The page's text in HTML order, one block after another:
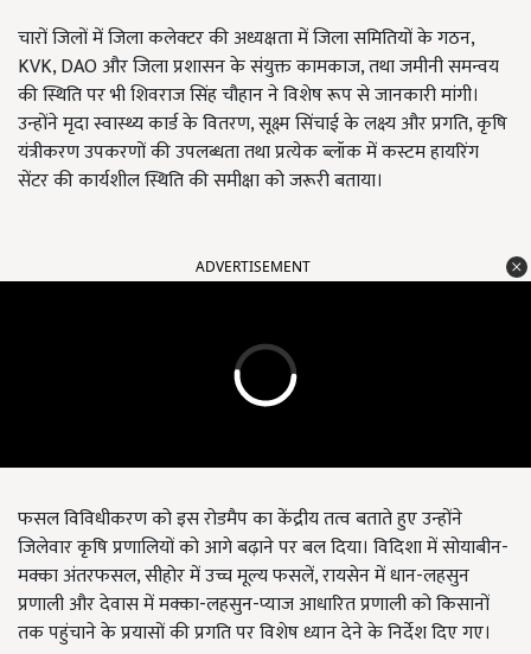
चारों जिलों में जिला कलेक्टर की अध्यक्षता में जिला समितियों के गठन,
KVK, DAO और जिला प्रशासन के संयुक्त कामकाज, तथा जमीनी समन्वय
की स्थिति पर भी शिवराज सिंह चौहान ने विशेष रूप से जानकारी मांगी।
उन्होंने मृदा स्वास्थ्य कार्ड के वितरण, सूक्ष्म सिंचाई के लक्ष्य और प्रगति, कृषि
यंत्रीकरण उपकरणों की उपलब्धता तथा प्रत्येक ब्लॉक में कस्टम हायरिंग
सेंटर की कार्यशील स्थिति की समीक्षा को जरूरी बताया।
ADVERTISEMENT
फसल विविधीकरण को इस रोडमैप का केंद्रीय तत्व बताते हुए उन्होंने
जिलेवार कृषि प्रणालियों को आगे बढ़ाने पर बल दिया। विदिशा में सोयाबीन-
मक्का अंतरफसल, सीहोर में उच्च मूल्य फसलें, रायसेन में धान-लहसुन
प्रणाली और देवास में मक्का-लहसुन-प्याज आधारित प्रणाली को किसानों
तक पहुंचाने के प्रयासों की प्रगति पर विशेष ध्यान देने के निर्देश दिए गए।